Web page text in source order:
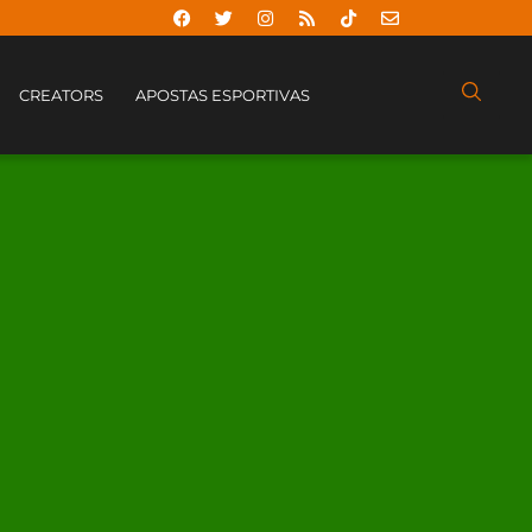
CREATORS APOSTAS ESPORTIVAS